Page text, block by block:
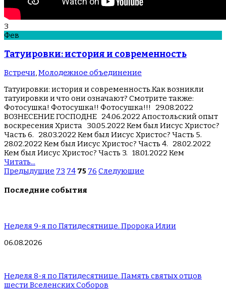
3
Фев
Татуировки: история и современность
Встречи,Молодежное объединение
Татуировки: история и современность.Как возникли
татуировки и что они означают? Смотрите также:
Фотосушка! Фотосушка!! Фотосушка!!! 29.08.2022
ВОЗНЕСЕНИЕ ГОСПОДНЕ 24.06.2022 Апостольский опыт
воскресения Христа 30.05.2022 Кем был Иисус Христос?
Часть 6. 28.03.2022 Кем был Иисус Христос? Часть 5.
28.02.2022 Кем был Иисус Христос? Часть 4. 28.02.2022
Кем был Иисус Христос? Часть 3. 18.01.2022 Кем
Читать...
Предыдущие 73 74 75 76 Следующие
Последние события
Неделя 9-я по Пятидесятнице. Пророка Илии
06.08.2026
Неделя 8-я по Пятидесятнице. Память святых отцов
шести Вселенских Соборов